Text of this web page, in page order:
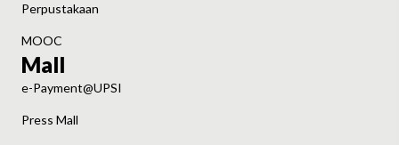
Perpustakaan
MOOC
Mall
e-Payment@UPSI
Press Mall